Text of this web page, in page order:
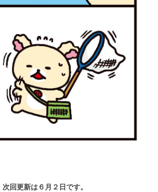
次回更新は６月２日です。